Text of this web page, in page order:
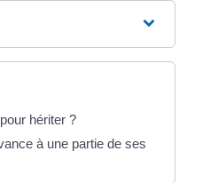
hériter ?
à une partie de ses